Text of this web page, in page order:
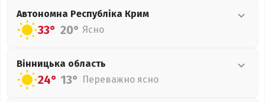
Автономна Республіка Крим
33° 20° Ясно
Вінницька область
24° 13° Переважно ясно